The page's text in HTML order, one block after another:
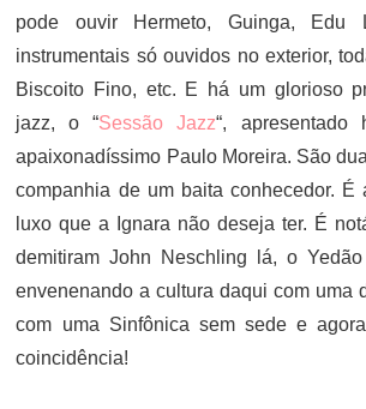
pode ouvir Hermeto, Guinga, Edu
instrumentais só ouvidos no exterior,
Biscoito Fino, etc. E há um glorioso
jazz, o “Sessão Jazz“,
apaixonadíssimo Paulo Moreira. São
companhia de um baita conhecedor. É
luxo que a Ignara não deseja ter. É
demitiram John Neschling lá, o
envenenando a cultura daqui com uma
com uma Sinfônica sem sede e
coincidência!